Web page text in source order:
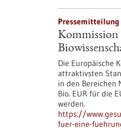
Pressemitteilung
Kommission
Die Europäische
attraktivsten
in den Bereichen
Bio. EUR für die
werden.
https://
fuer-eine-